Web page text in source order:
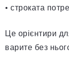
• строката
Це орієнтири
варите без